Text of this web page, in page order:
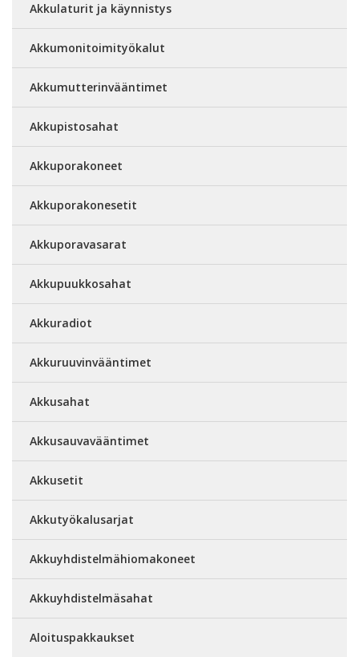
Akkulaturit ja käynnistys
Akkumonitoimityökalut
Akkumutterinvääntimet
Akkupistosahat
Akkuporakoneet
Akkuporakonesetit
Akkuporavasarat
Akkupuukkosahat
Akkuradiot
Akkuruuvinvääntimet
Akkusahat
Akkusauvavääntimet
Akkusetit
Akkutyökalusarjat
Akkuyhdistelmähiomakoneet
Akkuyhdistelmäsahat
Aloituspakkaukset